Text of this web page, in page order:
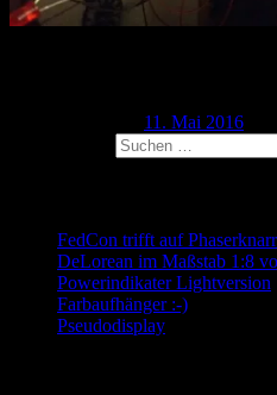
11. Mai 2016
FedCon trifft auf
DeLorean im Maßstab 1:8
Powerindikater Lightversion
Farbaufhänger :-)
Pseudodisplay